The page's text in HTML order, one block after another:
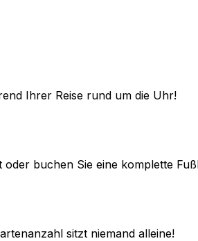
Ihrer Reise rund um die Uhr!
buchen Sie eine komplette
sitzt niemand alleine!